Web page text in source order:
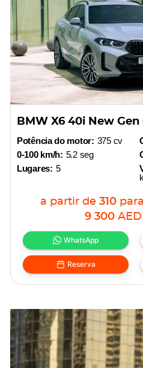
BMW X6 40i New Gen
Potência do motor: 375 cv
0-100 km/h: 5.2 seg
Lugares: 5
a partir de 310 para
9 300 AED
WhatsApp
Reserva